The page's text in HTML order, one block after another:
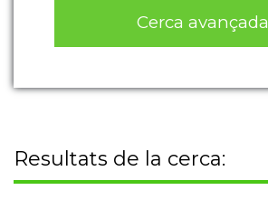
Cerca avançada
Resultats de la cerca: